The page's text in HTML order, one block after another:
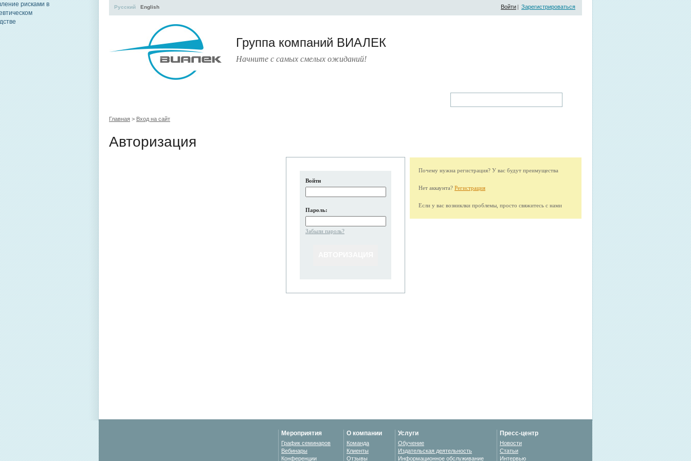
Группа компаний ВИАЛЕК
Начните с самых смелых ожиданий!
Русский English Войти | Зарегистрироваться
Главная > Вход на сайт
Авторизация
Войти
Пароль:
Забыли пароль?
Почему нужна регистрация? У вас будут преимущества
Нет аккаунта? Регистрация
Если у вас возниклки проблемы, просто свяжитесь с нами
Мероприятия
График семинаров
Вебинары
Конференции
О компании
Команда
Клиенты
Отзывы
Услуги
Обучение
Издательская деятельность
Информационное обслуживание
Пресс-центр
Новости
Статьи
Интервью